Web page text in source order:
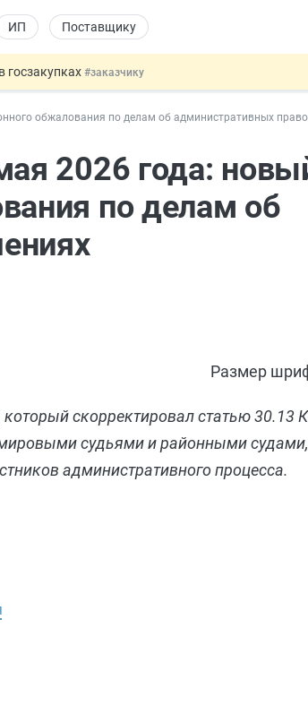
ИП Поставщику
#заказчику
инициатива#юристу
гарантией #бухгалтеру
обжалования по делам об административных
2026 года:
по делам об
Размер
скорректировал статью 30.13
судьями и районными
административного процесса.